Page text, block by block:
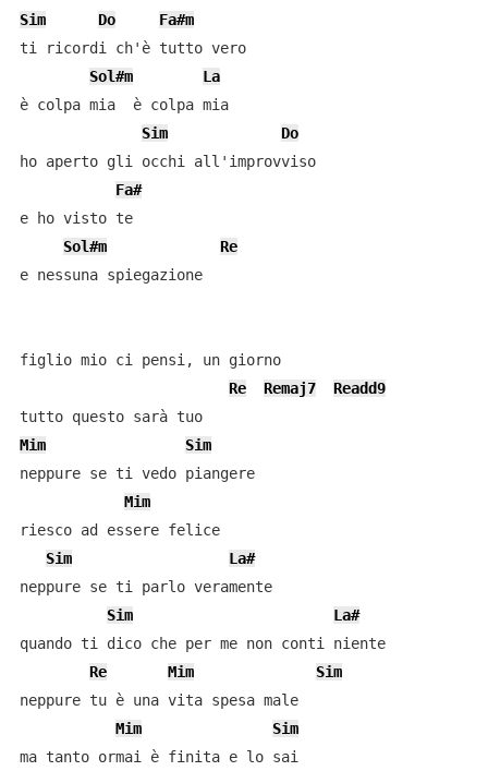
Sim Do
Fa#m
ti ricordi ch'è tutto vero
Sol#m
La
è colpa mia  è colpa mia
Sim
Do
ho aperto gli occhi all'improvviso
Fa#
e ho visto te
Sol#m
Re
e nessuna spiegazione
figlio mio ci pensi, un giorno
Re
Remaj7
Readd9
tutto questo sarà tuo
Mim
Sim
neppure se ti vedo piangere
Mim
riesco ad essere felice
Sim
La#
neppure se ti parlo veramente
Sim
La#
quando ti dico che per me non conti niente
Re
Mim
Sim
neppure tu è una vita spesa male
Mim
Sim
ma tanto ormai è finita e lo sai